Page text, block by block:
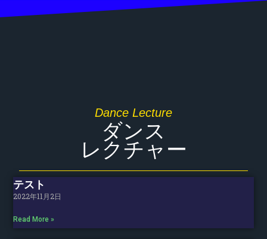
Dance Lecture
ダンス
レクチャー
テスト
2022年11月2日
Read More »